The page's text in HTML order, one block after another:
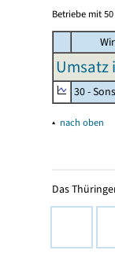
Betriebe mit
Umsatz
30 -
▴ nach oben
Das